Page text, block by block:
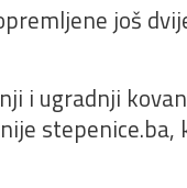
još
i ugradnji